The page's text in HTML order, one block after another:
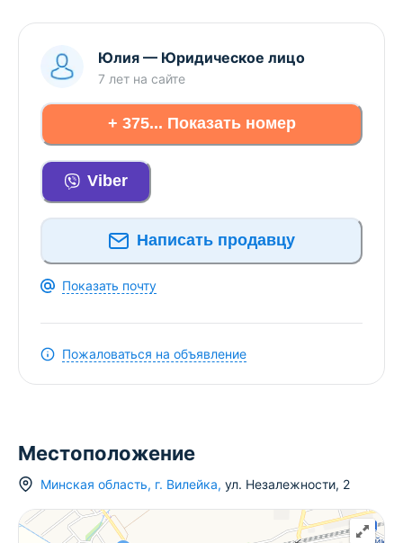
окон открывается живописный вид на городскую
инфраструктуру. Рядом магазины, кафе, аптеки и
остановки общественного транспорта. Быстрое
внимание к деталям гарантированы. Свяжитесь
прямо сейчас через мессенджеры или по
телефону, чтобы забронировать комфортное
проживание!
Юлия — Юридическое лицо
7 лет на сайте
+ 375... Показать номер
Viber
Написать продавцу
Показать почту
Пожаловаться на объявление
Местоположение
Минская область, г. Вилейка, ул. Незалежности, 2